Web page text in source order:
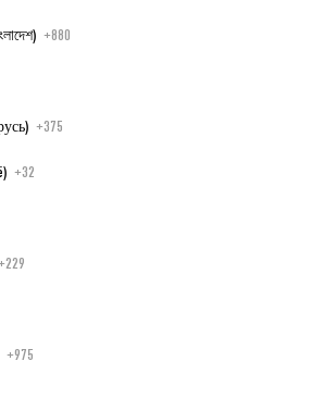
Mit geschlossenem Bad.
+880
+375
+32
+975